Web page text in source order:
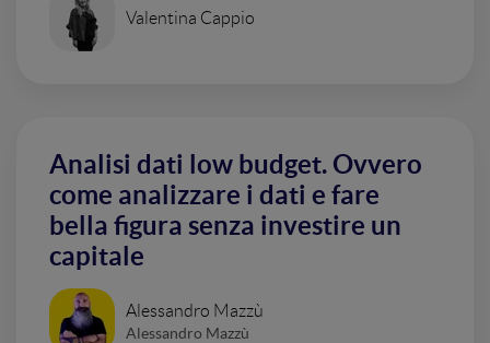
Valentina Cappio
Analisi dati low budget. Ovvero
come analizzare i dati e fare
bella figura senza investire un
capitale
Alessandro Mazzù
Alessandro Mazzù